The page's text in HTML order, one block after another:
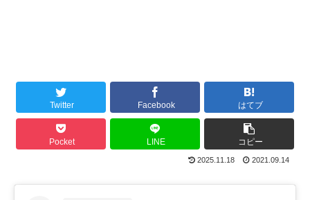
Twitter Facebook はてブ
Pocket LINE コピー
2025.11.18 2021.09.14